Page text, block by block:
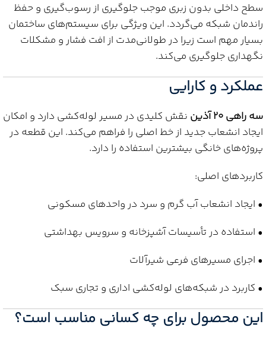
سطح داخلی بدون زبری موجب جلوگیری از رسوب‌گیری و حفظ
راندمان شبکه می‌گردد. این ویژگی برای سیستم‌های ساختمان
بسیار مهم است زیرا در طولانی‌مدت از افت فشار و مشکلات
نگهداری جلوگیری می‌کند.
عملکرد و کارایی
سه راهی 20 آذین
نقش کلیدی در مسیر لوله‌کشی دارد و امکان
ایجاد انشعاب جدید از خط اصلی را فراهم می‌کند. این قطعه در
پروژه‌های خانگی بیشترین استفاده را دارد.
کاربردهای اصلی:
• ایجاد انشعاب آب گرم و سرد در واحدهای مسکونی
• استفاده در تأسیسات آشپزخانه و سرویس بهداشتی
• اجرای مسیرهای فرعی شیرآلات
• کاربرد در شبکه‌های لوله‌کشی اداری و تجاری سبک
این محصول برای چه کسانی مناسب است؟